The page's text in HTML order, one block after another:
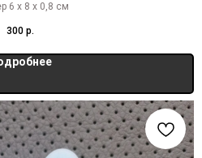
6 х 8 х 0,8 см
300 р.